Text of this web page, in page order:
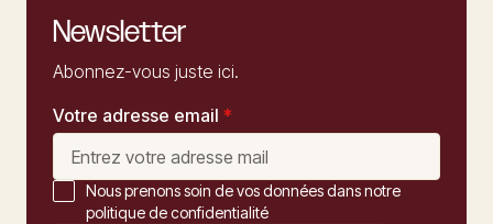
Newsletter
Abonnez-vous juste ici.
Votre adresse email *
Nous prenons soin de vos données dans notre
politique de confidentialité